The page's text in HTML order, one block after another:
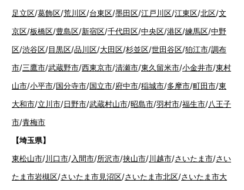
足立区/葛飾区/荒川区/台東区/墨田区/江戸川区/江東区/北区/文
京区/板橋区/豊島区/新宿区/千代田区/中央区/港区/練馬区/中野
区/渋谷区/目黒区/品川区/大田区/杉並区/世田谷区/狛江市/調布
市/三鷹市/武蔵野市/西東京市/清瀬市/東久留米市/小金井市/東村
山市/小平市/国分寺市/国立市/府中市/稲城市/多摩市/町田市/東
大和市/立川市/日野市/武蔵村山市/昭島市/羽村市/福生市/八王子
市/青梅市
【埼玉県】
東松山市/川口市/入間市/所沢市/挟山市/川越市/さいたま市/さい
たま市岩槻区/さいたま市見沼区/さいたま市北区/さいたま市大